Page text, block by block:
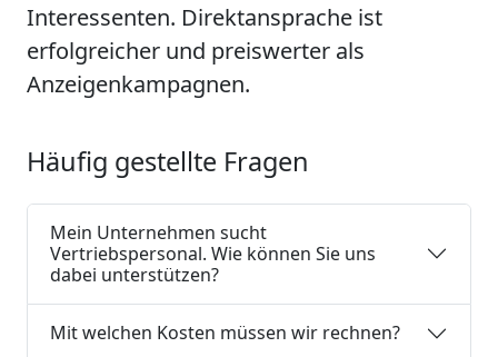
Interessenten. Direktansprache ist
erfolgreicher und preiswerter als
Anzeigenkampagnen.
Häufig gestellte Fragen
Mein Unternehmen sucht
Vertriebspersonal. Wie können Sie uns
dabei unterstützen?
Mit welchen Kosten müssen wir rechnen?